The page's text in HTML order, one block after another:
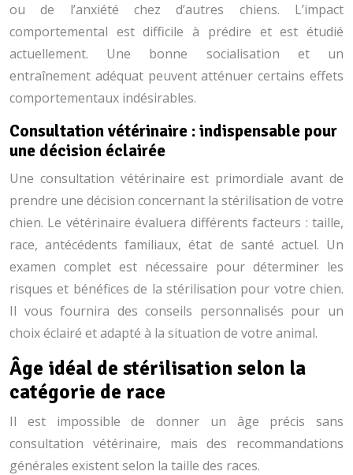
ou de l’anxiété chez d’autres chiens. L’impact
comportemental est difficile à prédire et est étudié
actuellement. Une bonne socialisation et un
entraînement adéquat peuvent atténuer certains effets
comportementaux indésirables.
Consultation vétérinaire : indispensable pour
une décision éclairée
Une consultation vétérinaire est primordiale avant de
prendre une décision concernant la stérilisation de votre
chien. Le vétérinaire évaluera différents facteurs : taille,
race, antécédents familiaux, état de santé actuel. Un
examen complet est nécessaire pour déterminer les
risques et bénéfices de la stérilisation pour votre chien.
Il vous fournira des conseils personnalisés pour un
choix éclairé et adapté à la situation de votre animal.
Âge idéal de stérilisation selon la
catégorie de race
Il est impossible de donner un âge précis sans
consultation vétérinaire, mais des recommandations
générales existent selon la taille des races.